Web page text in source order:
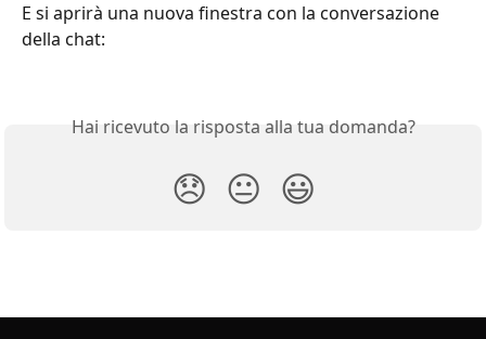
E si aprirà una nuova finestra con la conversazione
della chat:
Hai ricevuto la risposta alla tua domanda?
😞 😐 😃